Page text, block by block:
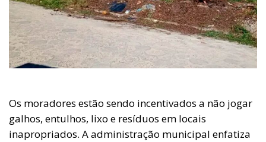
Os moradores estão sendo incentivados a não jogar
galhos, entulhos, lixo e resíduos em locais
inapropriados. A administração municipal enfatiza